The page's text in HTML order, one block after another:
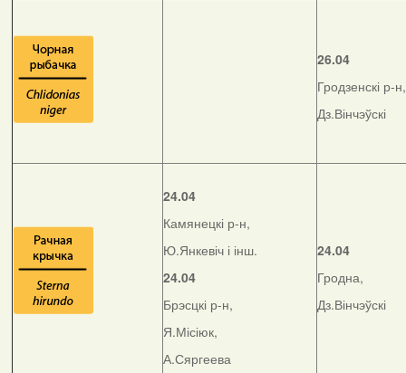
26.04
Гродзенскі р-н,
Дз.Вінчэўскі
24.04
Камянецкі р-н,
Ю.Янкевіч і інш.
24.04
Брэсцкі р-н,
Я.Місіюк,
А.Сяргеева
24.04
Гродна,
Дз.Вінчэўскі